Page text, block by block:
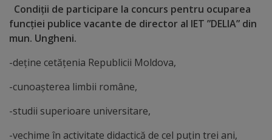
ai
titlului
„Merite
Ungheni”
Diplome
Condiții de participare la concurs pentru ocuparea
funcției publice vacante de director al IET ”DELIA” din
mun. Ungheni.
-deține cetățenia Republicii Moldova,
-cunoașterea limbii române,
-studii superioare universitare,
-vechime în activitate didactică de cel puțin trei ani,